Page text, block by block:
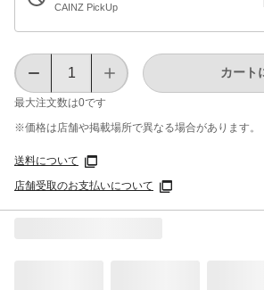
CAINZ PickUp
最大注文数は0です
カート
※価格は​店舗や​掲載場所で​異なる​場合が​あります。
送料について
店舗受取のお支払いについて